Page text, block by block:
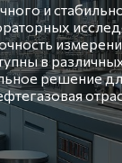
и
в
решение